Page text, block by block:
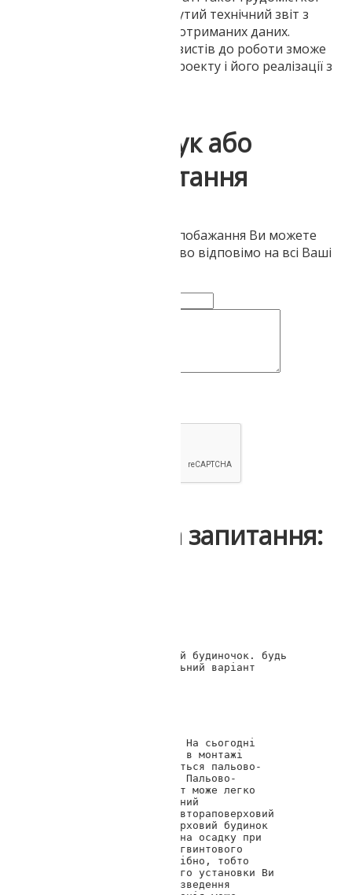
роботи складається розгорнутий технічний звіт з
рекомендаціями на підставі отриманих даних.
Відповідальний підхід геодезистів до роботи зможе
гарантувати правильність проекту і його реалізації з
Напишіть відгук або
поставте запитання
Ваші питання, зауваження і побажання Ви можете
залишити тут. Ми обов'язково відповімо на всі Ваші
Інші відгуки та запитання:
Збираюсь будувати дачний будиночок. будь
ласка, порадьте оптимальний варіант
Доброго дня, Ілля. На сьогодні
одним з найшвидших в монтажі
фундаментів вважається пальово-
гвинтовий варіант. Пальово-
гвинтовий фундамент може легко
витримати стандартний
одноповерховий, півтораповерховий
або легкий двоповерховий будинок
типу котеджу. Час на осадку при
установці пальово-гвинтового
фундаменту не потрібно, тобто
відразу ж після його установки Ви
зможете розпочати зведення